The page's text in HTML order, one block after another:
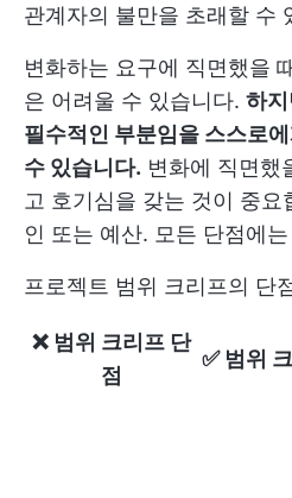
관계자의 불만을 초래할 수
변화하는 요구에 직면했을
은 어려울 수 있습니다. 하
필수적인 부분임을 스스로
수 있습니다. 변화에 직면했
고 호기심을 갖는 것이 중요
인 또는 예산. 모든 단점에
프로젝트 범위 크리프의 단
❌ 범위 크리프 단
점
✅ 범위